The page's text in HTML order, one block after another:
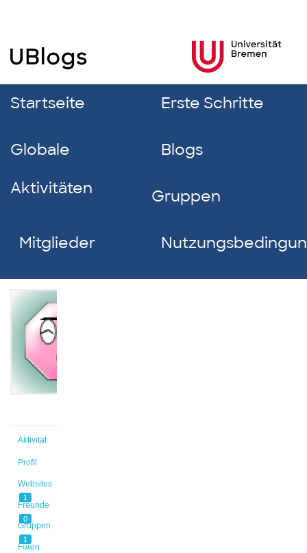
Startseite Erste Schritte
Globale
Aktivitäten
Blogs
Gruppen
Mitglieder
Aktivität
Profil
Websites
1
Freunde
0
Gruppen
1
Foren